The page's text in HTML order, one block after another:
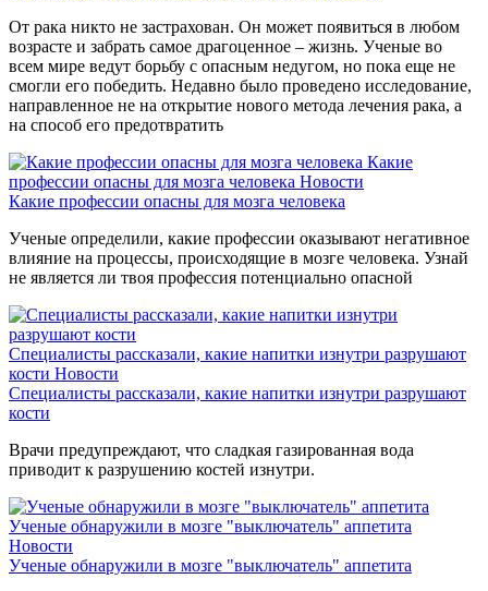
От рака никто не застрахован. Он может появиться в любом
возрасте и забрать самое драгоценное – жизнь. Ученые во
всем мире ведут борьбу с опасным недугом, но пока еще не
смогли его победить. Недавно было проведено исследование,
направленное не на открытие нового метода лечения рака, а
на способ его предотвратить
Какие
профессии опасны для мозга человека Новости
Какие профессии опасны для мозга человека
Ученые определили, какие профессии оказывают негативное
влияние на процессы, происходящие в мозге человека. Узнай
не является ли твоя профессия потенциально опасной
Специалисты рассказали, какие напитки изнутри разрушают
кости Новости
Специалисты рассказали, какие напитки изнутри разрушают
кости
Врачи предупреждают, что сладкая газированная вода
приводит к разрушению костей изнутри.
Ученые обнаружили в мозге "выключатель" аппетита
Новости
Ученые обнаружили в мозге "выключатель" аппетита